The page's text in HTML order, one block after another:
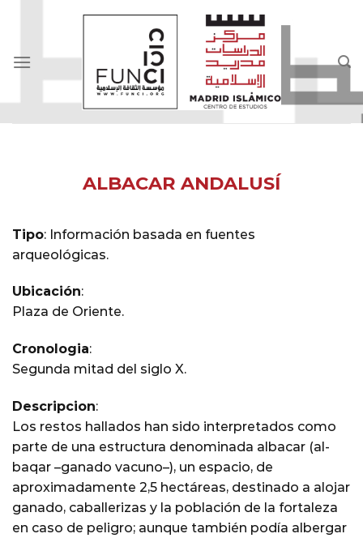
ALBACAR ANDALUSÍ
Tipo: Información basada en fuentes
arqueológicas.
Ubicación:
Plaza de Oriente.
Cronologia:
Segunda mitad del siglo X.
Descripcion:
Los restos hallados han sido interpretados como
parte de una estructura denominada albacar (al-
baqar –ganado vacuno–), un espacio, de
aproximadamente 2,5 hectáreas, destinado a alojar
ganado, caballerizas y la población de la fortaleza
en caso de peligro; aunque también podía albergar